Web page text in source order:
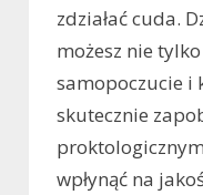
zdziałać cuda.
możesz nie
samopoczucie i
skutecznie
wpłynąć na